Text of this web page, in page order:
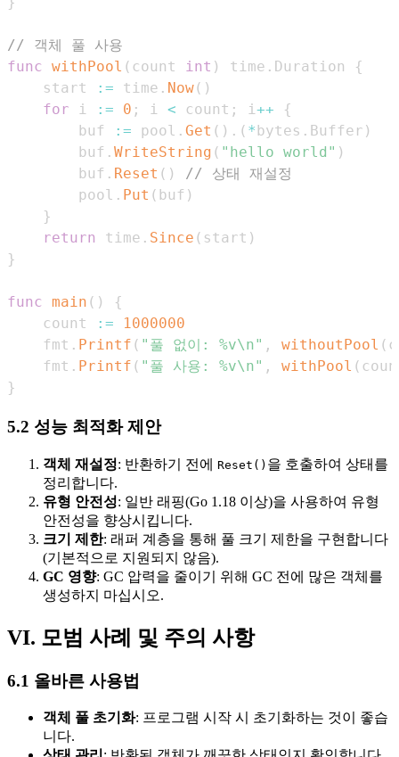
// 객체 풀 사용
func withPool ( count int ) time . Duration
{
    start
:= time . Now( )
for i := 0 ; i < count ; i++
{
        buf
:= pool . Get ( ) . ( * bytes . Buffer )
        buf
. WriteString ( "hello world" )
        buf
. Reset ( )
// 상태 재설정
        pool
. Put ( buf )
}
return
time . Since ( start )
}
func main ( )
{
    count
:=
1000000
    fmt
. Printf ( "풀 없이: %v\n" , withoutPool (
    fmt
. Printf ( "풀 사용: %v\n" , withPool (
}
5.2 성능 최적화 제안
객체 재설정: 반환하기 전에 Reset() 을 호출하여 상태를
정리합니다.
유형 안전성: 일반 래핑(Go 1.18 이상)을 사용하여 유형
안전성을 향상시킵니다.
크기 제한: 래퍼 계층을 통해 풀 크기 제한을 구현합니다
(기본적으로 지원되지 않음).
GC 영향: GC 압력을 줄이기 위해 GC 전에 많은 객체를
생성하지 마십시오.
VI. 모범 사례 및 주의 사항
6.1 올바른 사용법
객체 풀 초기화: 프로그램 시작 시 초기화하는 것이 좋습
니다.